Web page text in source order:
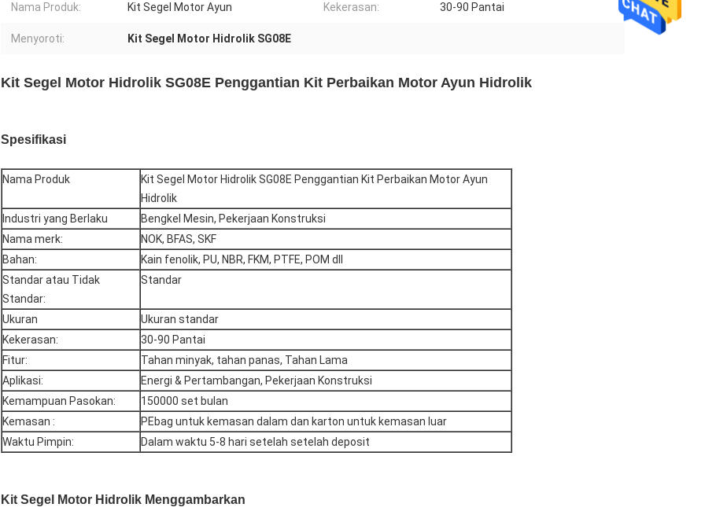
Nama Produk: Kit Segel Motor Ayun Kekerasan: 30-90 Pantai
Menyoroti: Kit Segel Motor Hidrolik SG08E
Kit Segel Motor Hidrolik SG08E Penggantian Kit Perbaikan Motor Ayun Hidrolik
Spesifikasi
Nama Produk
Kit Segel Motor Hidrolik SG08E Penggantian Kit Perbaikan Motor Ayun
Hidrolik
Industri yang Berlaku
Bengkel Mesin, Pekerjaan Konstruksi
Nama merk:
NOK, BFAS, SKF
Bahan:
Kain fenolik, PU, ​​NBR, FKM, PTFE, POM dll
Standar atau Tidak
Standar:
Standar
Ukuran
Ukuran standar
Kekerasan:
30-90 Pantai
Fitur:
Tahan minyak, tahan panas, Tahan Lama
Aplikasi:
Energi & Pertambangan, Pekerjaan Konstruksi
Kemampuan Pasokan:
150000 set bulan
Kemasan :
PEbag untuk kemasan dalam dan karton untuk kemasan luar
Waktu Pimpin:
Dalam waktu 5-8 hari setelah setelah deposit
Kit Segel Motor Hidrolik Menggambarkan